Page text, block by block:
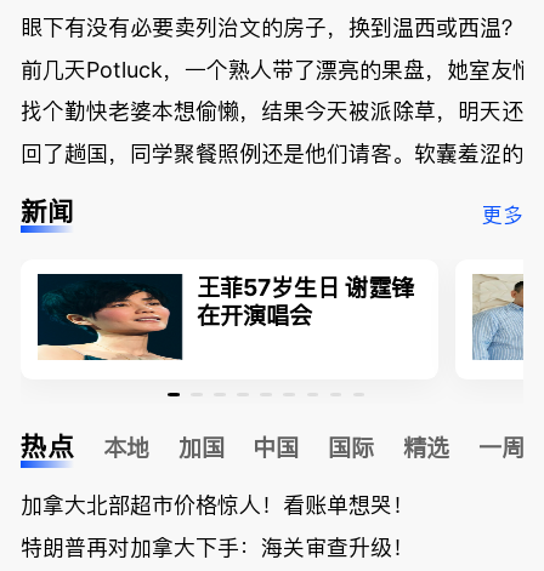
眼下有没有必要卖列治文的房子，换到温西或西温？
前几天Potluck，一个熟人带了漂亮的果盘，她室友悄
找个勤快老婆本想偷懒，结果今天被派除草，明天还
回了趟国，同学聚餐照例还是他们请客。软囊羞涩的
新闻 更多
王菲57岁生日 谢霆锋
在开演唱会
热点 本地 加国 中国 国际 精选 一周
加拿大北部超市价格惊人！看账单想哭！
特朗普再对加拿大下手：海关审查升级！